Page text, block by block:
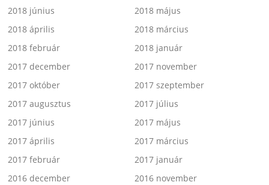
2018 június
2018 május
2018 április
2018 március
2018 február
2018 január
2017 december
2017 november
2017 október
2017 szeptember
2017 augusztus
2017 július
2017 június
2017 május
2017 április
2017 március
2017 február
2017 január
2016 december
2016 november